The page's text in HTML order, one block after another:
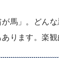
馬」。どん
ります。楽